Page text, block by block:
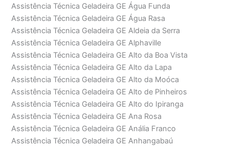
Assistência Técnica Geladeira GE Água Funda
Assistência Técnica Geladeira GE Água Rasa
Assistência Técnica Geladeira GE Aldeia da Serra
Assistência Técnica Geladeira GE Alphaville
Assistência Técnica Geladeira GE Alto da Boa Vista
Assistência Técnica Geladeira GE Alto da Lapa
Assistência Técnica Geladeira GE Alto da Moóca
Assistência Técnica Geladeira GE Alto de Pinheiros
Assistência Técnica Geladeira GE Alto do Ipiranga
Assistência Técnica Geladeira GE Ana Rosa
Assistência Técnica Geladeira GE Anália Franco
Assistência Técnica Geladeira GE Anhangabaú